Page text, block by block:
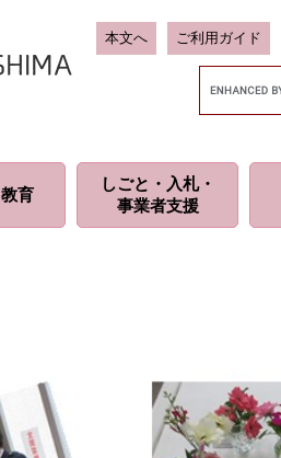
本文へ ご利用ガイド
教育
しごと・入札・
事業者支援